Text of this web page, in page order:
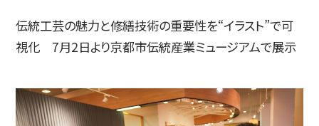
学生生活・就職
入試情報
伝統工芸の魅力と修繕技術の重要性を“イラスト”で可
視化 7月2日より京都市伝統産業ミュージアムで展示